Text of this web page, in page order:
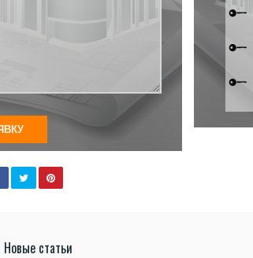
Новые статьи